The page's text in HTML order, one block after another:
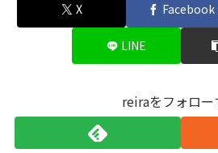
X Facebook
LINE
reiraをフォロー